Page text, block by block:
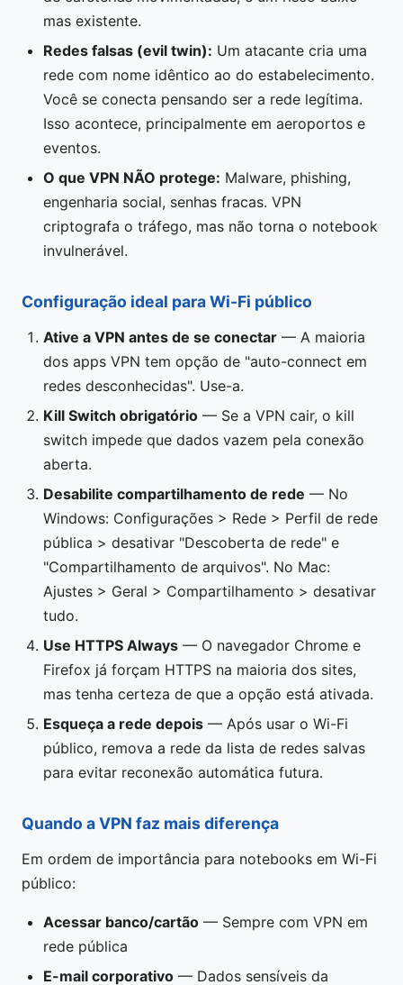
mas existente.
Redes falsas (evil twin): Um atacante cria uma
rede com nome idêntico ao do estabelecimento.
Você se conecta pensando ser a rede legítima.
Isso acontece, principalmente em aeroportos e
eventos.
O que VPN NÃO protege: Malware, phishing,
engenharia social, senhas fracas. VPN
criptografa o tráfego, mas não torna o notebook
invulnerável.
Configuração ideal para Wi-Fi público
Ative a VPN antes de se conectar — A maioria
dos apps VPN tem opção de "auto-connect em
redes desconhecidas". Use-a.
Kill Switch obrigatório — Se a VPN cair, o kill
switch impede que dados vazem pela conexão
aberta.
Desabilite compartilhamento de rede — No
Windows: Configurações > Rede > Perfil de rede
pública > desativar "Descoberta de rede" e
"Compartilhamento de arquivos". No Mac:
Ajustes > Geral > Compartilhamento > desativar
tudo.
Use HTTPS Always — O navegador Chrome e
Firefox já forçam HTTPS na maioria dos sites,
mas tenha certeza de que a opção está ativada.
Esqueça a rede depois — Após usar o Wi-Fi
público, remova a rede da lista de redes salvas
para evitar reconexão automática futura.
Quando a VPN faz mais diferença
Em ordem de importância para notebooks em Wi-Fi
público:
Acessar banco/cartão — Sempre com VPN em
rede pública
E-mail corporativo — Dados sensíveis da